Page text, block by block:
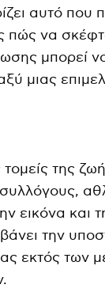
αυτό που
να
μπορεί
μιας
της
εικόνα και
την
εκτός των